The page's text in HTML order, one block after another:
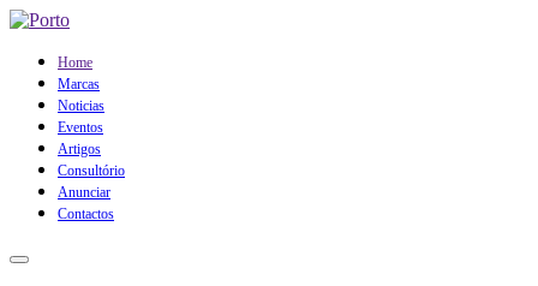
Home
Marcas
Noticias
Eventos
Artigos
Consultório
Anunciar
Contactos